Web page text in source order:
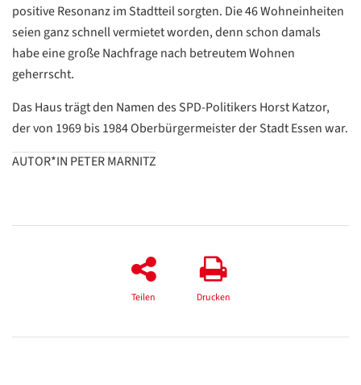
positive Resonanz im Stadtteil sorgten. Die 46 Wohneinheiten
seien ganz schnell vermietet worden, denn schon damals
habe eine große Nachfrage nach betreutem Wohnen
geherrscht.
Das Haus trägt den Namen des SPD-Politikers Horst Katzor,
der von 1969 bis 1984 Oberbürgermeister der Stadt Essen war.
AUTOR*IN PETER MARNITZ
Teilen Drucken
Datenschutzerklärung
Datenschutzerklärung
Übersetzen